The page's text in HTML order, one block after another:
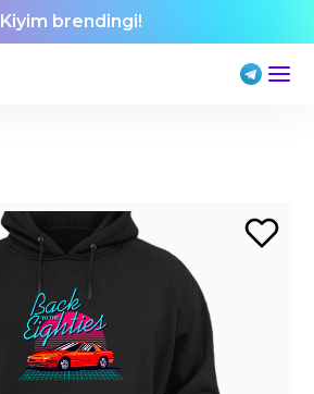
Kiyim brendingi!